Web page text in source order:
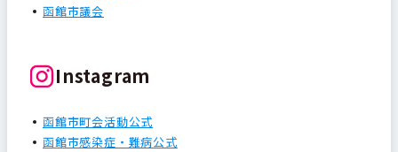
函館市議会
Instagram
函館市町会活動公式
函館市感染症・難病公式